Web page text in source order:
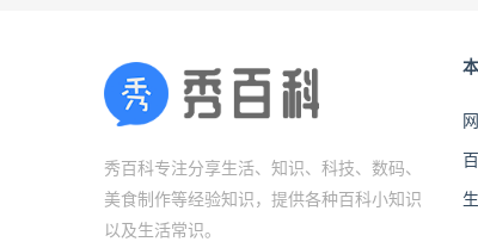
秀百科专注分享生活、知识、科技、数码、
美食制作等经验知识，提供各种百科小知识
以及生活常识。